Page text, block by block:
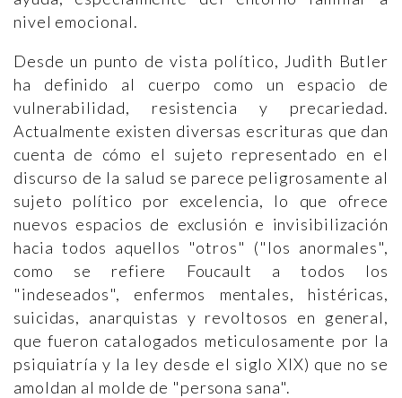
nivel emocional.
Desde un punto de vista político, Judith Butler
ha definido al cuerpo como un espacio de
vulnerabilidad, resistencia y precariedad.
Actualmente existen diversas escrituras que dan
cuenta de cómo el sujeto representado en el
discurso de la salud se parece peligrosamente al
sujeto político por excelencia, lo que ofrece
nuevos espacios de exclusión e invisibilización
hacia todos aquellos "otros" ("los anormales",
como se refiere Foucault a todos los
"indeseados", enfermos mentales, histéricas,
suicidas, anarquistas y revoltosos en general,
que fueron catalogados meticulosamente por la
psiquiatría y la ley desde el siglo XIX) que no se
amoldan al molde de "persona sana".